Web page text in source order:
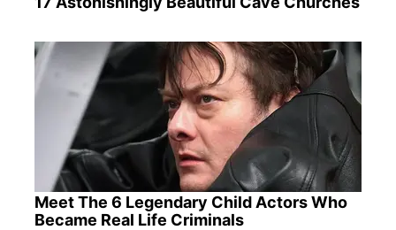
Meet The 6 Legendary Child Actors Who
Became Real Life Criminals